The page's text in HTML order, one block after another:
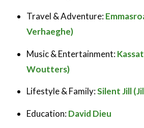
Travel & Adventure:
Verhaeghe)
Music & Entertainment:
Woutters)
Lifestyle & Family:Silent Jill
Education:David Dieu